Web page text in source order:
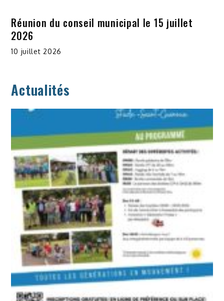
Réunion du conseil municipal le 15 juillet
2026
10 juillet 2026
Actualités